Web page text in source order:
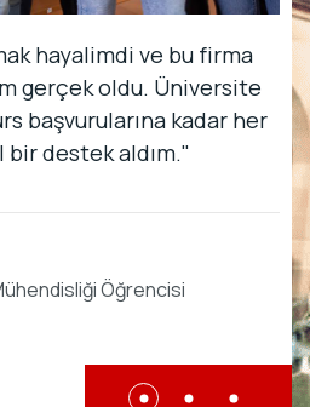
hayalimdi ve bu firma
gerçek oldu. Üniversite
başvurularına kadar her
destek aldım."
Öğrencisi